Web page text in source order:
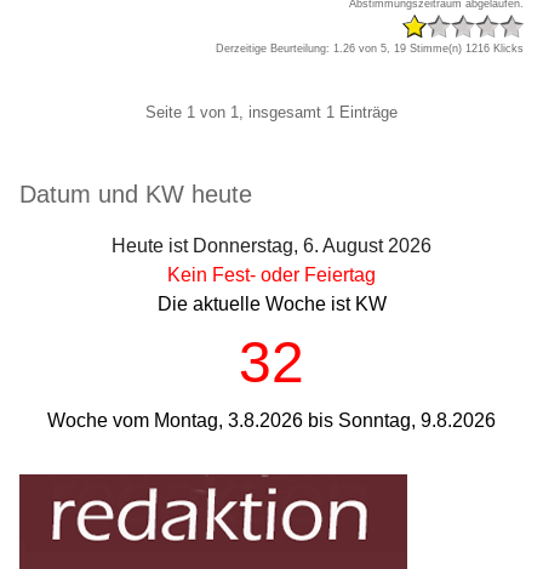
Abstimmungszeitraum abgelaufen.
Derzeitige Beurteilung: 1.26 von 5, 19 Stimme(n) 1216 Klicks
Seite 1 von 1, insgesamt 1 Einträge
Seitenleiste
Datum und KW heute
Heute ist Donnerstag, 6. August 2026
Kein Fest- oder Feiertag
Die aktuelle Woche ist KW
32
Woche vom Montag, 3.8.2026 bis Sonntag, 9.8.2026